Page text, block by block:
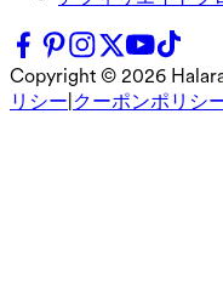
Copyright © 2026
リシー クーポンポリシ